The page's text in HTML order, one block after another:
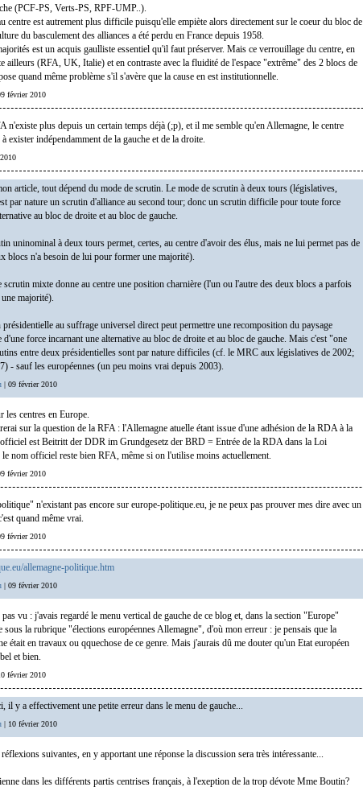
(PCF-PS, Verts-PS, RPF-UMP..).
centre est autrement plus difficile puisqu'elle empiète alors directement sur le coeur du bloc de
du basculement des alliances a été perdu en France depuis 1958.
est un acquis gaulliste essentiel qu'il faut préserver. Mais ce verrouillage du centre, en
ailleurs (RFA, UK, Italie) et en contraste avec la fluidité de l'espace "extrême" des 2 blocs de
quand même problème s'il s'avère que la cause en est institutionnelle.
février 2010
n'existe plus depuis un certain temps déjà (;p), et il me semble qu'en Allemagne, le centre
exister indépendamment de la gauche et de la droite.
article, tout dépend du mode de scrutin. Le mode de scrutin à deux tours (législatives,
par nature un scrutin d'alliance au second tour; donc un scrutin difficile pour toute force
au bloc de droite et au bloc de gauche.
uninominal à deux tours permet, certes, au centre d'avoir des élus, mais ne lui permet pas de
blocs n'a besoin de lui pour former une majorité).
scrutin mixte donne au centre une position charnière (l'un ou l'autre des deux blocs a parfois
majorité).
présidentielle au suffrage universel direct peut permettre une recomposition du paysage
d'une force incarnant une alternative au bloc de droite et au bloc de gauche. Mais c'est "one
entre deux présidentielles sont par nature difficiles (cf. le MRC aux législatives de 2002;
- sauf les européennes (un peu moins vrai depuis 2003).
| 09 février 2010
centres en Europe.
sur la question de la RFA : l'Allemagne atuelle étant issue d'une adhésion de la RDA à la
est Beitritt der DDR im Grundgesetz der BRD = Entrée de la RDA dans la Loi
nom officiel reste bien RFA, même si on l'utilise moins actuellement.
février 2010
n'existant pas encore sur europe-politique.eu, je ne peux pas prouver mes dire avec un
quand même vrai.
février 2010
allemagne-politique.htm
| 09 février 2010
vu : j'avais regardé le menu vertical de gauche de ce blog et, dans la section "Europe"
sous la rubrique "élections européennes Allemagne", d'où mon erreur : je pensais que la
était en travaux ou qquechose de ce genre. Mais j'aurais dû me douter qu'un Etat européen
et bien.
février 2010
il y a effectivement une petite erreur dans le menu de gauche...
| 10 février 2010
suivantes, en y apportant une réponse la discussion sera très intéressante...
dans les différents partis centrises français, à l'exeption de la trop dévote Mme Boutin?